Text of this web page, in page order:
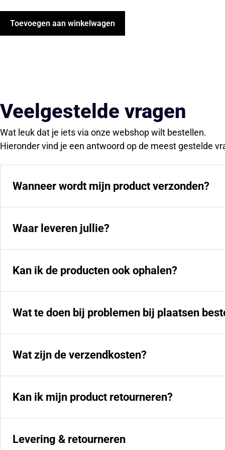
Toevoegen aan winkelwagen
Veelgestelde vragen
Wat leuk dat je iets via onze webshop wilt bestellen.
Hieronder vind je een antwoord op de meest gestelde
Wanneer wordt mijn product verzonden?
Waar leveren jullie?
Kan ik de producten ook ophalen?
Wat te doen bij problemen bij plaatsen
Wat zijn de verzendkosten?
Kan ik mijn product retourneren?
Levering & retourneren